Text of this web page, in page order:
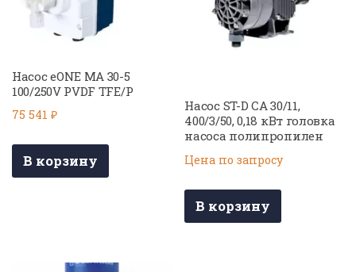
Насос eONE MA 30-5
100/250V PVDF TFE/P
75 541 ₽
В корзину
Насос ST-D CA 30/11,
400/3/50, 0,18 кВт головка
насоса полипропилен
Цена по запросу
В корзину